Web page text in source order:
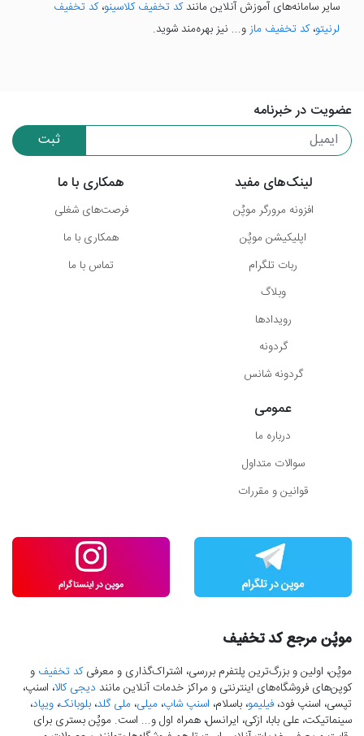
سایر سامانه‌های آموزش آنلاین مانندکد تخفیف کلاسینو،کد تخفیف
لرنیتو،کد تخفیف مازو... نیز بهره‌مند شوید.
عضویت در خبرنامه
ثبت
لینک‌های مفید
افزونه مرورگر موپُن
اپلیکیشن موپُن
ربات تلگرام
وبلاگ
رویدادها
گردونه
گردونه شانس
همکاری با ما
فرصت‌های شغلی
همکاری با ما
تماس با ما
عمومی
درباره ما
سوالات متداول
قوانین و مقررات
موپُن مرجع کد تخفیف
موپُن، اولین و بزرگ‌ترین پلتفرم بررسی، اشتراک‌گذاری و معرفیکد تخفیف و
کوپن‌های فروشگاه‌های اینترنتی و مراکز خدمات آنلاین مانند دیجی کالا، اسنپ،
تپسی، اسنپ فود، فیلیمو، باسلام، اسنپ شاپ، میلی، ملی گلد، بلوبانک، ویپاد،
سینماتیکت، علی بابا، ازکی، ایرانسل، همراه اول و... است. موپُن بستری برای